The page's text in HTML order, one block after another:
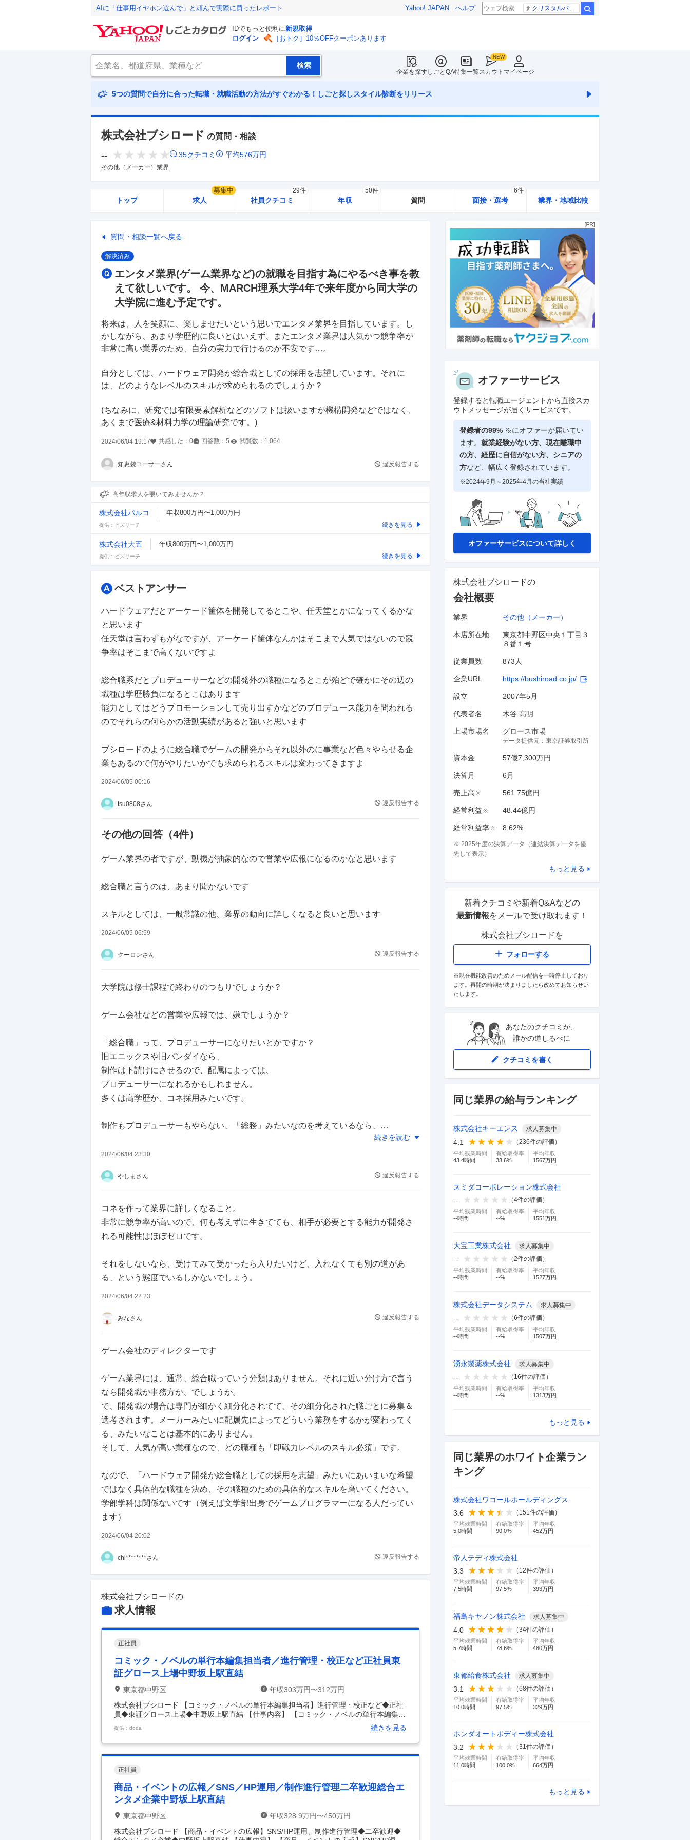
AIに「仕事用イヤホン選んで」と頼んで実際に買ったレポート Yahoo! JAPAN ヘルプ クリスタルパレス 冨安健洋
IDでもっと便利に新規取得
ログイン
［おトク］10％OFFクーポンあります
企業を探すしごとQA特集一覧スカウト マイページ
5つの質問で自分に合った転職・就職活動の方法がすぐわかる！しごと探しスタイル診断をリリース
株式会社ブシロード の質問・相談
-- 35クチコミ 平均576万円
その他（メーカー）業界
トップ 求人
募集中
社員クチコミ
29件
年収
50件
質問 面接・選考
6件
業界・地域比較
質問・相談一覧へ戻る
解決済み
エンタメ業界(ゲーム業界など)の就職を目指す為にやるべき事を教
えて欲しいです。 今、MARCH理系大学4年で来年度から同大学の
大学院に進む予定です。
将来は、人を笑顔に、楽しませたいという思いでエンタメ業界を目指しています。し
かしながら、あまり学歴的に良いとはいえず、またエンタメ業界は人気かつ競争率が
非常に高い業界のため、自分の実力で行けるのか不安です…。
自分としては、ハードウェア開発か総合職としての採用を志望しています。それに
は、どのようなレベルのスキルが求められるのでしょうか？
(ちなみに、研究では有限要素解析などのソフトは扱いますが機構開発などではなく、
あくまで医療&材料力学の理論研究です。)
2024/06/04 19:17 共感した： 0 回答数： 5 閲覧数： 1,064
知恵袋ユーザーさん 違反報告する
高年収求人を覗いてみませんか？
株式会社パルコ 年収800万円〜1,000万円
提供：ビズリーチ 続きを見る
株式会社大五 年収800万円〜1,000万円
提供：ビズリーチ 続きを見る
ベストアンサー
ハードウェアだとアーケード筐体を開発してるとこや、任天堂とかになってくるかな
と思います
任天堂は言わずもがなですが、アーケード筐体なんかはそこまで人気ではないので競
争率はそこまで高くないですよ
総合職系だとプロデューサーなどの開発外の職種になるとこが殆どで確かにその辺の
職種は学歴勝負になるとこはあります
能力としてはどうプロモーションして売り出すかなどのプロデュース能力を問われる
のでそれらの何らかの活動実績があると強いと思います
ブシロードのように総合職でゲームの開発からそれ以外のに事業など色々やらせる企
業もあるので何がやりたいかでも求められるスキルは変わってきますよ
2024/06/05 00:16
tsu0808さん 違反報告する
その他の回答（4件）
ゲーム業界の者ですが、動機が抽象的なので営業や広報になるのかなと思います
総合職と言うのは、あまり聞かないです
スキルとしては、一般常識の他、業界の動向に詳しくなると良いと思います
2024/06/05 06:59
クーロンさん 違反報告する
大学院は修士課程で終わりのつもりでしょうか？
ゲーム会社などの営業や広報では、嫌でしょうか？
「総合職」って、プロデューサーになりたいとかですか？
旧エニックスや旧バンダイなら、
制作は下請けにさせるので、配属によっては、
プロデューサーになれるかもしれません。
多くは高学歴か、コネ採用みたいです。
制作もプロデューサーもやらない、「総務」みたいなのを考えているなら、
経理とかどうですか？
ハードウェア開発している会社でないとなれませんので、
ネットワーク管理者とか機材管理者とか、どうですか？
プログラミングがある程度できるなら、
ゲームプログラマーを目指してみては？
当然、ゲームプログラミングをしていくことになります。
今から、音や絵の専門家になるつもりはありませんよね？
続きを読む
2024/06/04 23:30
やしまさん 違反報告する
コネを作って業界に詳しくなること。
非常に競争率が高いので、何も考えずに生きてても、相手が必要とする能力が開発さ
れる可能性はほぼゼロです。
それをしないなら、受けてみて受かったら入りたいけど、入れなくても別の道があ
る、という態度でいるしかないでしょう。
2024/06/04 22:23
みなさん 違反報告する
ゲーム会社のディレクターです
ゲーム業界には、通常、総合職っていう分類はありません。それに近い分け方で言う
なら開発職か事務方か、でしょうか。
で、開発職の場合は専門が細かく細分化されてて、その細分化された職ごとに募集＆
選考されます。メーカーみたいに配属先によってどういう業務をするかが変わってく
る、みたいなことは基本的にありません。
そして、人気が高い業種なので、どの職種も「即戦力レベルのスキル必須」です。
なので、「ハードウェア開発か総合職としての採用を志望」みたいにあいまいな希望
ではなく具体的な職種を決め、その職種のための具体的なスキルを磨いてください。
学部学科は関係ないです（例えば文学部出身でゲームプログラマーになる人だってい
ます）
2024/06/04 20:02
chi********さん 違反報告する
株式会社ブシロードの
求人情報
正社員
コミック・ノベルの単行本編集担当者／進行管理・校正など正社員東
証グロース上場中野坂上駅直結
東京都中野区
年収303万円〜312万円
株式会社ブシロード 【コミック・ノベルの単行本編集担当者】進行管理・校正など◆正社
員◆東証グロース上場◆中野坂上駅直結 【仕事内容】 【コミック・ノベルの単行本編集担
当者】進行管理・校正など◆正社員◆東証グロース上場◆中野坂上駅直結 【具体的な仕事
内容】 ～コミックあるいはノベルの編集経験もしくは書籍制作を行った経験をお持ちの方
へ／あらゆるIPを手掛ける総合エンターテイメント企業／転勤なし～ ※株式会社ブシロー
当する編集者だけでなく
提供：doda 続きを見る
正社員
商品・イベントの広報／SNS／HP運用／制作進行管理二卒歓迎総合エ
ンタメ企業中野坂上駅直結
東京都中野区
年収328.9万円〜450万円
株式会社ブシロード 【商品・イベントの広報】SNS/HP運用、制作進行管理◆二卒歓迎◆
オファーサービス
登録すると転職エージェントから直接スカ
ウトメッセージが届くサービスです。
登録者の99% ※にオファーが届いてい
ます。 就業経験がない方、現在離職中
の方、 経歴に自信がない方、シニアの
方など、幅広く登録されています。
※2024年9月～2025年4月の当社実績
オファーサービスについて詳しく
株式会社ブシロードの
会社概要
業界 その他（メーカー）
本店所在地
東京都中野区中央１丁目３
８番１号
従業員数 873人
企業URL https://bushiroad.co.jp/
設立 2007年5月
代表者名 木谷 高明
上場市場名 グロース市場
データ提供元： 東京証券取引所
資本金 57億7,300万円
決算月 6 月
売上高 ※ 561.75億円
経常利益 ※ 48.44億円
経常利益率※ 8.62%
※ 2025年度の決算データ（連結決算データを優
先して表示）
もっと見る
新着クチコミや新着Q&Aなどの
最新情報をメールで受け取れます！
株式会社ブシロード を
フォローする
※現在機能改善のためメール配信を一時停止しており
ます。再開の時期が決まりましたら改めてお知らせい
たします。
あなたのクチコミが、
誰かの道しるべに
クチコミを書く
同じ業界の給与ランキング
株式会社キーエンス 求人募集中
4.1 （236件の評価）
平均残業時間
43.4時間
有給取得率
33.6%
平均年収
1567万円
スミダコーポレーション株式会社
--
（4件の評価）
平均残業時間
--時間
有給取得率
--%
平均年収
1551万円
大宝工業株式会社 求人募集中
-- （2件の評価）
平均残業時間
--時間
有給取得率
--%
平均年収
1527万円
株式会社データシステム 求人募集中
-- （6件の評価）
平均残業時間
--時間
有給取得率
--%
平均年収
1507万円
湧永製薬株式会社 求人募集中
-- （ 16件の評価）
平均残業時間
--時間
有給取得率
--%
平均年収
1313万円
もっと見る
同じ業界のホワイト企業ラン
キング
株式会社ワコールホールディングス
3.6
（ 151件の評価）
平均残業時間
5.0時間
有給取得率
90.0%
平均年収
452万円
帝人テディ株式会社
3.3
（ 12件の評価）
平均残業時間
7.5時間
有給取得率
97.5%
平均年収
393万円
福島キヤノン株式会社 求人募集中
4.0 （34件の評価）
平均残業時間
5.7時間
有給取得率
78.6%
平均年収
480万円
東都給食株式会社 求人募集中
3.1 （68件の評価）
平均残業時間
10.0時間
有給取得率
97.5%
平均年収
329万円
ホンダオートボディー株式会社
3.2
（31件の評価）
平均残業時間
11.0時間
有給取得率
100.0%
平均年収
664万円
もっと見る